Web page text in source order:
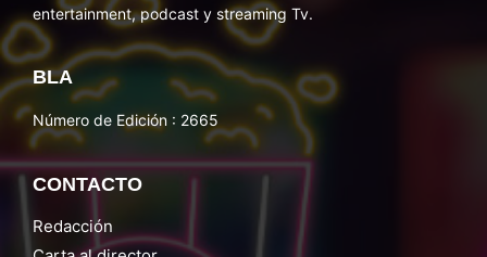
entertainment, podcast y streaming Tv.
BLA
Número de Edición : 2665
CONTACTO
Redacción